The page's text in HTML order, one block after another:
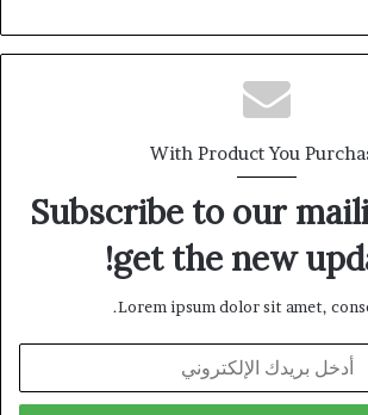
With Product You
Subscribe to our
get the new
Lorem ipsum dolor sit amet,